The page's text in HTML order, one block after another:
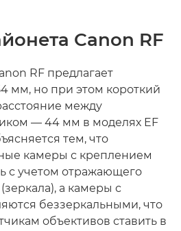
Canon RF
RF предлагает
мм, но при этом короткий
между
— 44 мм в моделях EF
тем, что
камеры с креплением
с учетом отражающего
а камеры с
беззеркальными, что
объективов ставить в